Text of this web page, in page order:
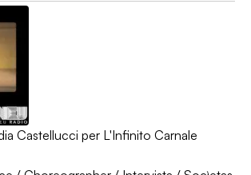
Castellucci per L'Infinito Carnale